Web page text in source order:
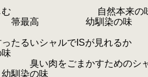
しむ 自然本来の味
幼馴染の味
箒
でISが見れるか は
の味
かすためのシャ
子供用